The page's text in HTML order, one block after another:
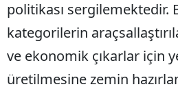
politikası sergilemektedir.
kategorilerin
ve ekonomik çıkarlar için
üretilmesine zemin